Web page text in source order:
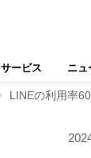
サービス ニュ
LINEの利用率